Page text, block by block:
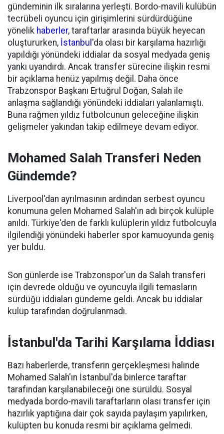
gündeminin ilk sıralarına yerleşti. Bordo-mavili kulübün
tecrübeli oyuncu için girişimlerini sürdürdüğüne
yönelik haberler, taraftarlar arasında büyük heyecan
oluştururken, İstanbul 'da olası bir karşılama hazırlığı
yapıldığı yönündeki iddialar da sosyal medyada geniş
yankı uyandırdı. Ancak transfer sürecine ilişkin resmi
bir açıklama henüz yapılmış değil. Daha önce
Trabzonspor Başkanı Ertuğrul Doğan, Salah ile
anlaşma sağlandığı yönündeki iddiaları yalanlamıştı.
Buna rağmen yıldız futbolcunun geleceğine ilişkin
gelişmeler yakından takip edilmeye devam ediyor.
Mohamed Salah Transferi Neden
Gündemde?
Liverpool'dan ayrılmasının ardından serbest oyuncu
konumuna gelen Mohamed Salah'ın adı birçok kulüple
anıldı. Türkiye'den de farklı kulüplerin yıldız futbolcuyla
ilgilendiği yönündeki haberler spor kamuoyunda geniş
yer buldu.
Son günlerde ise Trabzonspor'un da Salah transferi
için devrede olduğu ve oyuncuyla ilgili temasların
sürdüğü iddiaları gündeme geldi. Ancak bu iddialar
kulüp tarafından doğrulanmadı.
İstanbul'da Tarihi Karşılama İddiası
Bazı haberlerde, transferin gerçekleşmesi halinde
Mohamed Salah'ın İstanbul'da binlerce taraftar
tarafından karşılanabileceği öne sürüldü. Sosyal
medyada bordo-mavili taraftarların olası transfer için
hazırlık yaptığına dair çok sayıda paylaşım yapılırken,
kulüpten bu konuda resmi bir açıklama gelmedi.